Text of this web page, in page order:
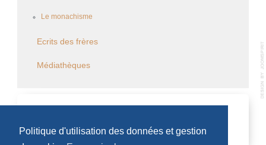
Politique d'utilisation des données et gestion
Le monachisme
Ecrits des frères
Médiathèques
Aucun évènement